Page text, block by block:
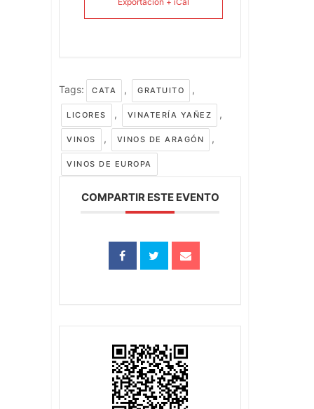
Tags: CATA , GRATUITO ,
LICORES , VINATERÍA YAÑEZ ,
VINOS , VINOS DE ARAGÓN ,
VINOS DE EUROPA
COMPARTIR ESTE EVENTO